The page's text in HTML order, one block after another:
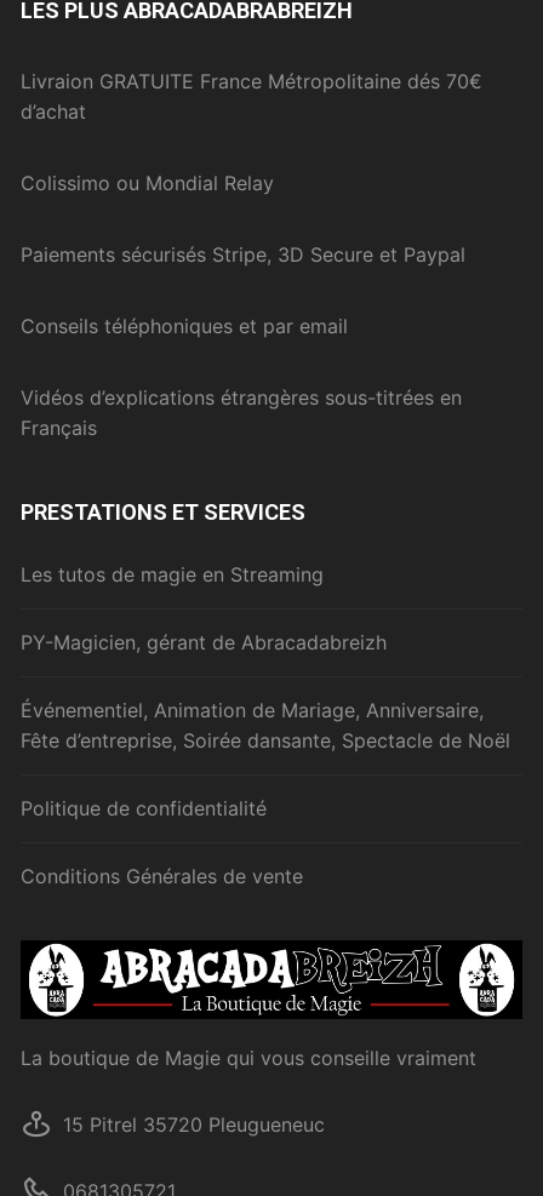
LES PLUS ABRACADABRABREIZH
Livraion GRATUITE France Métropolitaine dés 70€
d’achat
Colissimo ou Mondial Relay
Paiements sécurisés Stripe, 3D Secure et Paypal
Conseils téléphoniques et par email
Vidéos d’explications étrangères sous-titrées en
Français
PRESTATIONS ET SERVICES
Les tutos de magie en Streaming
PY-Magicien, gérant de Abracadabreizh
Événementiel, Animation de Mariage, Anniversaire,
Fête d’entreprise, Soirée dansante, Spectacle de Noël
Politique de confidentialité
Conditions Générales de vente
La boutique de Magie qui vous conseille vraiment
15 Pitrel 35720 Pleugueneuc
0681305721